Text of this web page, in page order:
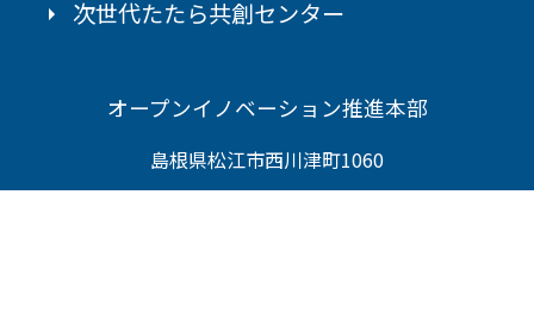
次世代たたら共創センター
オープンイノベーション推進本部
島根県松江市西川津町1060